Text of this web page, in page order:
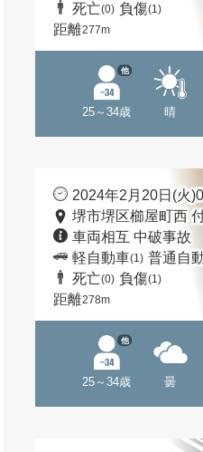
死亡(0) 負傷(1)
距離277m
25～34歳
他
晴
2024年2月20日(火
堺市堺区櫛屋町西
車両相互 中破事故
軽自動車(1) 普通自
死亡(0) 負傷(1)
距離278m
25～34歳
他
曇